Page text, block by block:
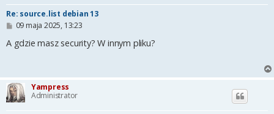
Re: source.list debian 13
P
s
t
09 maja 2025, 13:23
A gdzie masz security? W innym pliku?
Yampress
Administrator